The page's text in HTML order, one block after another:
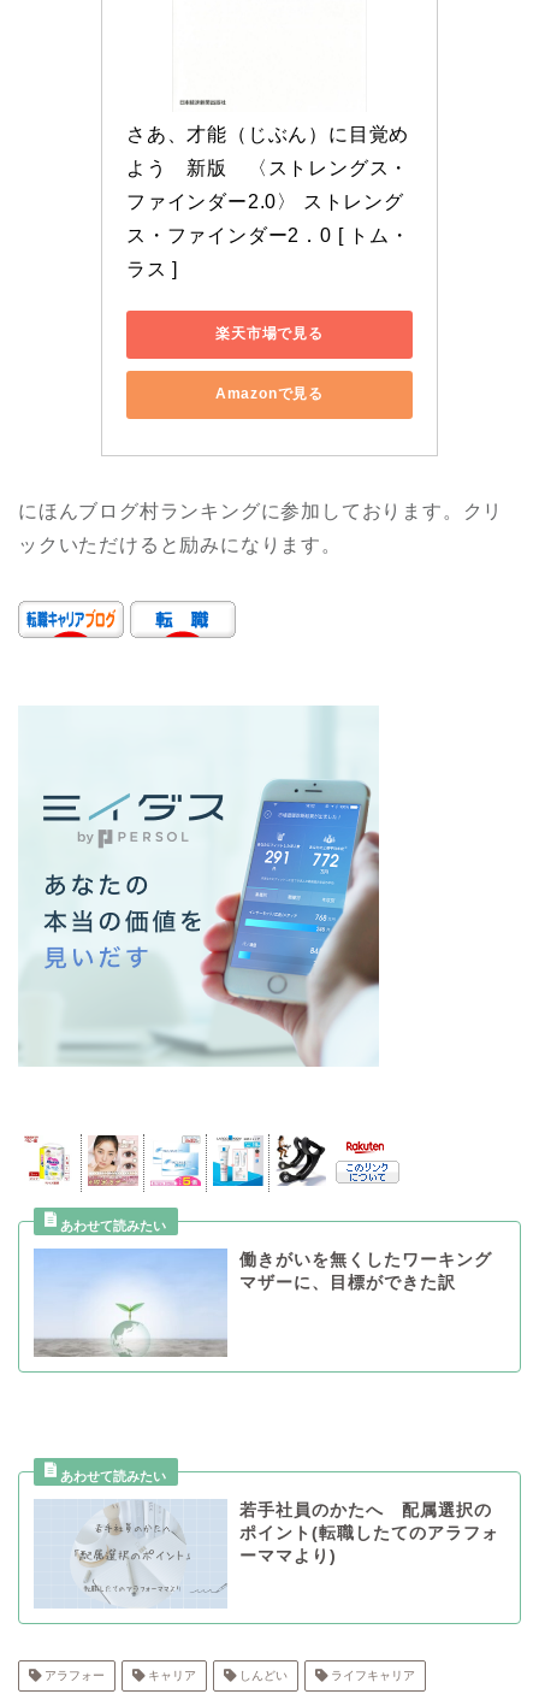
さあ、才能（じぶん）に目覚め
よう　新版　〈ストレングス・
ファインダー2.0〉 ストレング
ス・ファインダー2．0 [ トム・
ラス ]
楽天市場で見る
Amazonで見る
にほんブログ村ランキングに参加しております。クリ
ックいただけると励みになります。
働きがいを無くしたワーキング
マザーに、目標ができた訳
若手社員のかたへ 配属選択の
ポイント(転職したてのアラフォ
ーママより)
アラフォー キャリア しんどい ライフキャリア